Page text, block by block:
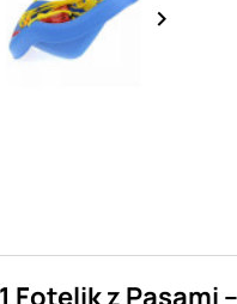
keyboard_arrow_right
Fotelik z